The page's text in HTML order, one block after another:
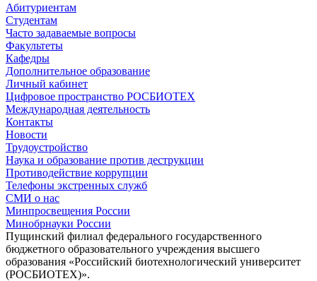
Абитуриентам
Студентам
Часто задаваемые вопросы
Факультеты
Кафедры
Дополнительное образование
Личный кабинет
Цифровое пространство РОСБИОТЕХ
Международная деятельность
Контакты
Новости
Трудоустройство
Наука и образование против деструкции
Противодействие коррупции
Телефоны экстренных служб
СМИ о нас
Минпросвещения России
Минобрнауки России
Пущинский филиал федерального государственного
бюджетного образовательного учреждения высшего
образования «Российский биотехнологический университет
(РОСБИОТЕХ)».